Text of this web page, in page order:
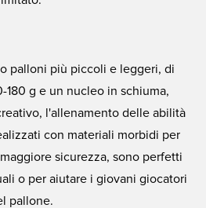
palloni più piccoli e leggeri, di
180 g e un nucleo in schiuma,
l'allenamento delle abilità
con materiali morbidi per
sicurezza, sono perfetti
o per aiutare i giovani giocatori
pallone.